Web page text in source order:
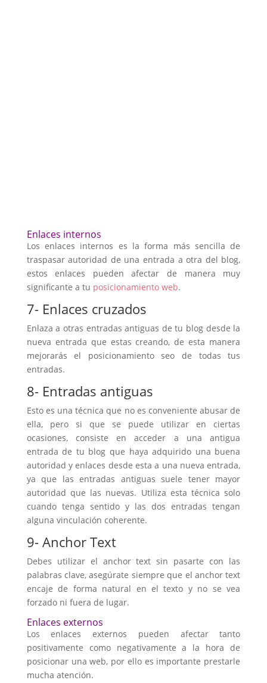
Enlaces internos
Los enlaces internos es la forma más sencilla de
traspasar autoridad de una entrada a otra del blog,
estos enlaces pueden afectar de manera muy
significante a tu posicionamiento web.
7- Enlaces cruzados
Enlaza a otras entradas antiguas de tu blog desde la
nueva entrada que estas creando, de esta manera
mejorarás el posicionamiento seo de todas tus
entradas.
8- Entradas antiguas
Esto es una técnica que no es conveniente abusar de
ella, pero si que se puede utilizar en ciertas
ocasiones, consiste en acceder a una antigua
entrada de tu blog que haya adquirido una buena
autoridad y enlaces desde esta a una nueva entrada,
ya que las entradas antiguas suele tener mayor
autoridad que las nuevas. Utiliza esta técnica solo
cuando tenga sentido y las dos entradas tengan
alguna vinculación coherente.
9- Anchor Text
Debes utilizar el anchor text sin pasarte con las
palabras clave, asegúrate siempre que el anchor text
encaje de forma natural en el texto y no se vea
forzado ni fuera de lugar.
Enlaces externos
Los enlaces externos pueden afectar tanto
positivamente como negativamente a la hora de
posicionar una web, por ello es importante prestarle
mucha atención.